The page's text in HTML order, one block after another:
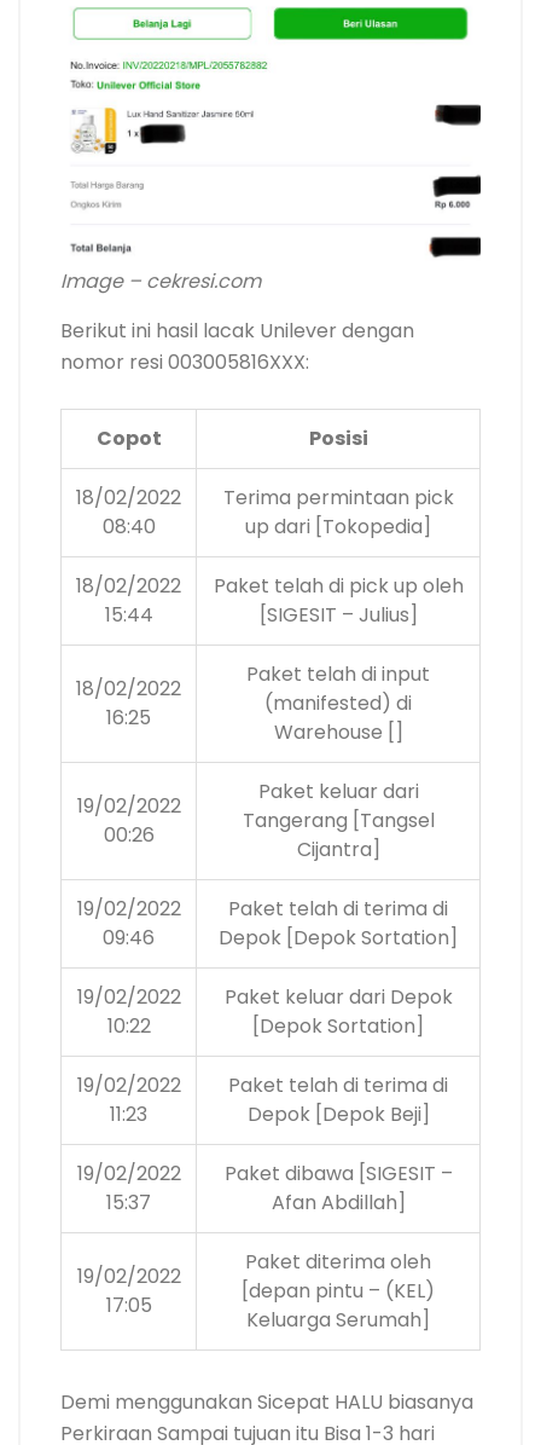
Image – cekresi.com
Berikut ini hasil lacak Unilever dengan
nomor resi 003005816XXX:
Copot Posisi
18/02/2022
08:40
Terima permintaan pick
up dari [Tokopedia]
18/02/2022
15:44
Paket telah di pick up oleh
[SIGESIT – Julius]
18/02/2022
16:25
Paket telah di input
(manifested) di
Warehouse []
19/02/2022
00:26
Paket keluar dari
Tangerang [Tangsel
Cijantra]
19/02/2022
09:46
Paket telah di terima di
Depok [Depok Sortation]
19/02/2022
10:22
Paket keluar dari Depok
[Depok Sortation]
19/02/2022
11:23
Paket telah di terima di
Depok [Depok Beji]
19/02/2022
15:37
Paket dibawa [SIGESIT –
Afan Abdillah]
19/02/2022
17:05
Paket diterima oleh
[depan pintu – (KEL)
Keluarga Serumah]
Demi menggunakan Sicepat HALU biasanya
Perkiraan Sampai tujuan itu Bisa 1-3 hari